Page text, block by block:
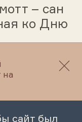
– сан
ко Дню
на
сайт был